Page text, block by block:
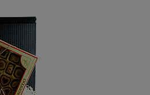
Pommern
Westpreußen
Bücher